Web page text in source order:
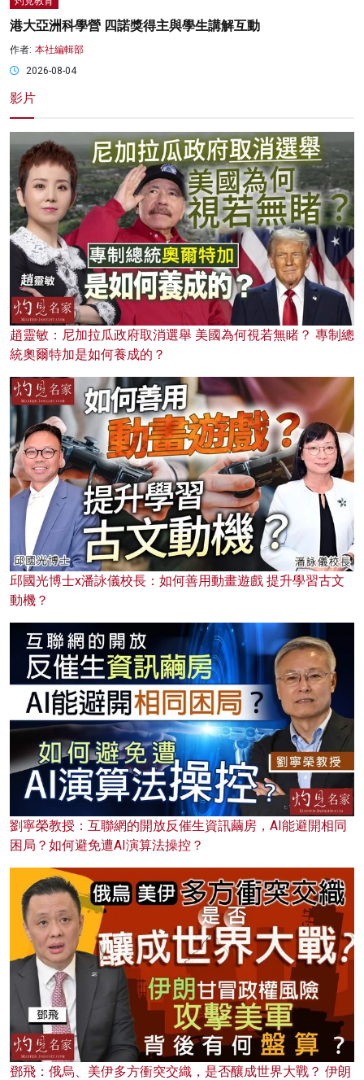
港大亞洲科學營 四諾獎得主與學生講解互動
作者: 本社編輯部
2026-08-04
影片
趙靈敏：尼加拉瓜政府取消選舉 美國為何視若無睹？ 專制總
統奧爾特加是如何養成的？
邱國光博士x潘詠儀校長：如何善用動畫遊戲 提升學習古文
動機？
劉寧榮教授：互聯網的開放反催生資訊繭房，AI能避開相同
困局？如何避免遭AI演算法操控？
鄧飛：俄烏、美伊多方衝突交織，是否釀成世界大戰？ 伊朗